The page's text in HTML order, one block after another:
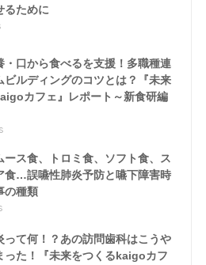
るために
・口から食べるを支援！多職種連
ビルディングのコツとは？『未来
カフェ』レポート～新食研編
ース食、トロミ食、ソフト食、ス
食…誤嚥性肺炎予防と嚥下障害時
の種類
って何！？あの訪問歯科はこうや
った！『未来をつくるkaigoカフ